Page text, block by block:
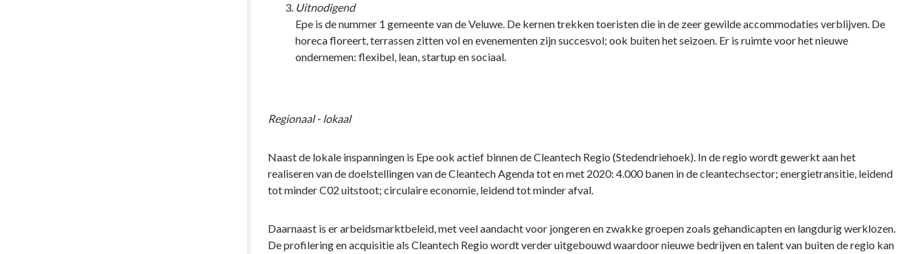
Uitnodigend
Epe is de nummer 1 gemeente van de Veluwe. De kernen trekken toeristen die in de zeer gewilde accommodaties verblijven. De
horeca floreert, terrassen zitten vol en evenementen zijn succesvol; ook buiten het seizoen. Er is ruimte voor het nieuwe
ondernemen: flexibel, lean, startup en sociaal.
Regionaal - lokaal
Naast de lokale inspanningen is Epe ook actief binnen de Cleantech Regio (Stedendriehoek). In de regio wordt gewerkt aan het
realiseren van de doelstellingen van de Cleantech Agenda tot en met 2020: 4.000 banen in de cleantechsector; energietransitie, leidend
tot minder C02 uitstoot; circulaire economie, leidend tot minder afval.
Daarnaast is er arbeidsmarktbeleid, met veel aandacht voor jongeren en zwakke groepen zoals gehandicapten en langdurig werklozen.
De profilering en acquisitie als Cleantech Regio wordt verder uitgebouwd waardoor nieuwe bedrijven en talent van buiten de regio kan